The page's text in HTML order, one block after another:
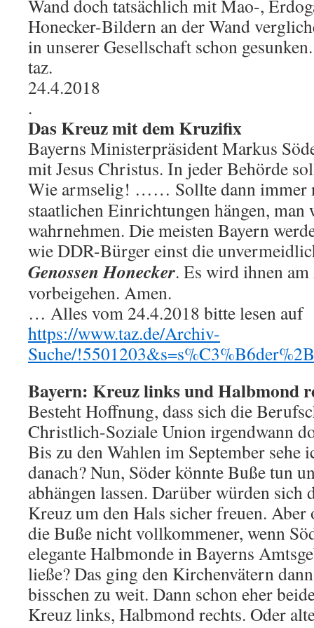
Wand doch tatsächlich mit Mao-,
Honecker-Bildern an der Wand
in unserer Gesellschaft schon
taz.
24.4.2018
.
Das Kreuz mit dem Kruzifix
Bayerns Ministerpräsident Markus
mit Jesus Christus. In jeder Behörde
Wie armselig! …… Sollte dann immer
staatlichen Einrichtungen hängen,
wahrnehmen. Die meisten Bayern
wie DDR-Bürger einst die
Genossen Honecker. Es wird ihnen
vorbeigehen. Amen.
… Alles vom 24.4.2018 bitte lesen auf
https://www.taz.de/Archiv-
Suche/
Bayern: Kreuz links und Halbmond
Besteht Hoffnung, dass sich die
Christlich-Soziale Union irgendwann
Bis zu den Wahlen im September sehe
danach? Nun, Söder könnte Buße tun
abhängen lassen. Darüber würden
Kreuz um den Hals sicher freuen. Aber
die Buße nicht vollkommener, wenn
elegante Halbmonde in Bayerns
ließe? Das ging den Kirchenvätern
bisschen zu weit. Dann schon eher
Kreuz links, Halbmond rechts. Oder